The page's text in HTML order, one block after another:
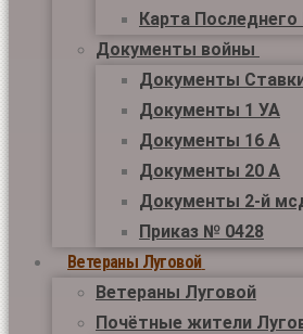
Карта
Документы войны
Документы
Документы 1 УА
Документы 16 А
Документы 20 А
Документы 2-й
Приказ № 0428
Ветераны Луговой
Ветераны Луговой
Почётные жители